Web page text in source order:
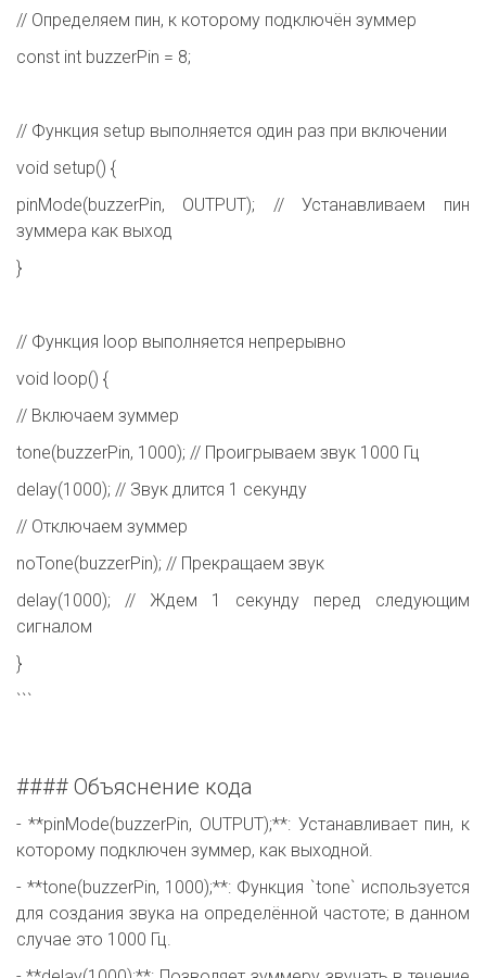
// Определяем пин, к которому подключён зуммер
const int buzzerPin = 8;
// Функция setup выполняется один раз при включении
void setup() {
pinMode(buzzerPin, OUTPUT); // Устанавливаем пин
зуммера как выход
}
// Функция loop выполняется непрерывно
void loop() {
// Включаем зуммер
tone(buzzerPin, 1000); // Проигрываем звук 1000 Гц
delay(1000); // Звук длится 1 секунду
// Отключаем зуммер
noTone(buzzerPin); // Прекращаем звук
delay(1000); // Ждем 1 секунду перед следующим
сигналом
}
```
#### Объяснение кода
- **pinMode(buzzerPin, OUTPUT);**: Устанавливает пин, к
которому подключен зуммер, как выходной.
- **tone(buzzerPin, 1000);**: Функция `tone` используется
для создания звука на определённой частоте; в данном
случае это 1000 Гц.